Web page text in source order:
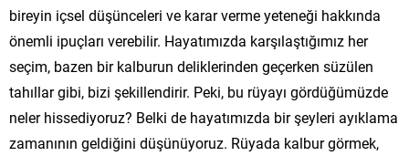
bireyin içsel düşünceleri ve karar verme yeteneği hakkında
önemli ipuçları verebilir. Hayatımızda karşılaştığımız her
seçim, bazen bir kalburun deliklerinden geçerken süzülen
tahıllar gibi, bizi şekillendirir. Peki, bu rüyayı gördüğümüzde
neler hissediyoruz? Belki de hayatımızda bir şeyleri ayıklama
zamanının geldiğini düşünüyoruz. Rüyada kalbur görmek,